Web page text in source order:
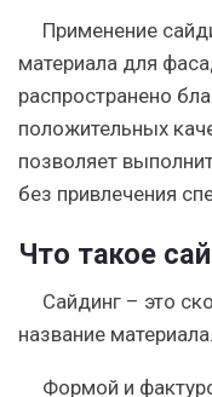
Применение
материала для
распространено
положительных
позволяет
без привлечения
Что такое
Сайдинг – это
название материала.
Формой и